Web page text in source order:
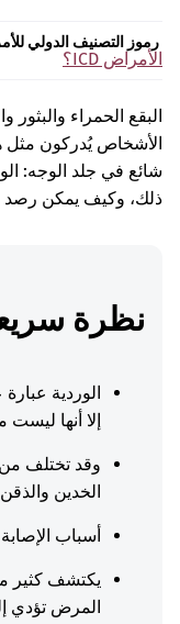
رموز التصنيف الدولي
الأمراض ICD؟
البقع الحمراء والبثور
الأشخاص يُدركون مثل
شائع في جلد الوجه:
ذلك، وكيف يمكن رصد
نظرة
الوردية
إلا أنها ليست
وقد تختلف
الخدين
أسباب
يكتشف كثير
المرض تؤدي